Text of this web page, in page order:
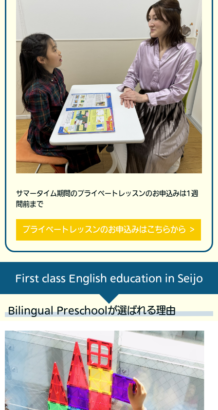
サマータイム期間のプライベートレッスンのお申込みは1週
間前まで
プライベートレッスンのお申込みはこちらから
First class English education in Seijo
Bilingual Preschoolが選ばれる理由